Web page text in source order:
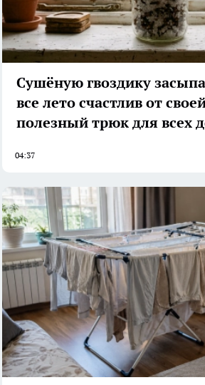
Сушёную гвоздику
все лето счастлив от
полезный трюк для всех
04:37